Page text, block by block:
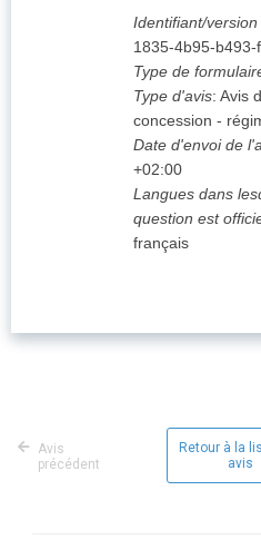
Identifiant/
1835-4b95-b493-
Type de
Type d'avis: Avis
concession -
Date d'envoi de
+02:00
Langues dans
question est
français
5. Lot
Avis
précédent
Retour à la
avis